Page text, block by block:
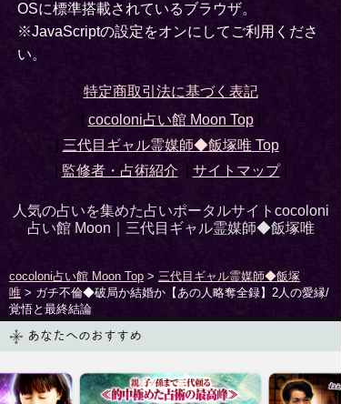
OSに標準搭載されているブラウザ。
※JavaScriptの設定をオンにしてご利用くださ
い。
特定商取引法に基づく表記
cocoloni占い館 Moon Top|
三代目ギャル霊媒師◆飯塚唯Top|
監修者・占術紹介 サイトマップ|
人気の占いを集めた占いポータルサイトcocoloni
占い館 Moon｜ 三代目ギャル霊媒師◆飯塚唯
cocoloni占い館 Moon Top > 三代目ギャル霊媒師◆飯塚
唯 > ガチ不倫◆破局か結婚か【あの人略奪全録】2人の愛縁/
覚悟と最終結論
あなたへのおすすめ